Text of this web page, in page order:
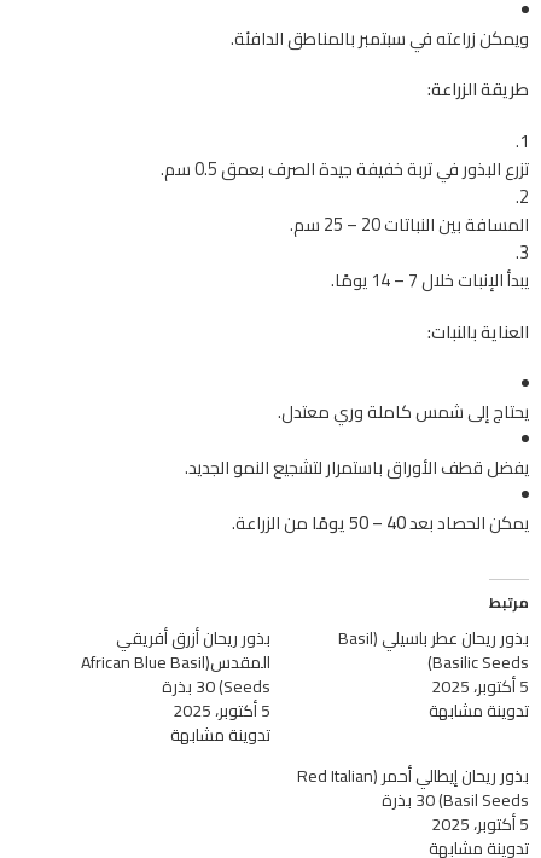
ويمكن زراعته فيسبتمبربالمناطق الدافئة.
طريقة الزراعة:
تزرع البذور في تربة خفيفة جيدة الصرف بعمق 0.5 سم.
المسافة بين النباتات 20 – 25 سم.
يبدأ الإنبات خلال 7 – 14 يومًا.
العناية بالنبات:
يحتاج إلى شمس كاملة وري معتدل.
يفضل قطف الأوراق باستمرار لتشجيع النمو الجديد.
يمكن الحصاد بعد40 – 50 يومًا من الزراعة.
مرتبط
بذور ريحان عطر باسيلي (Basil
Basilic Seeds)
5 أكتوبر، 2025
تدوينة مشابهة
بذور ريحان أزرق أفريقي
المقدس(African Blue Basil
Seeds) 30 بذرة
5 أكتوبر، 2025
تدوينة مشابهة
بذور ريحان إيطالي أحمر (Red Italian
Basil Seeds) 30 بذرة
5 أكتوبر، 2025
تدوينة مشابهة